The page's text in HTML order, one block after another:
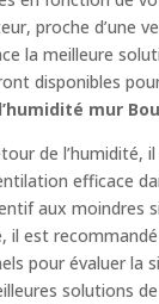
proche d’une
la meilleure
disponibles
mur
de l’humidité,
efficace
aux moindres
il est
pour évaluer la
solutions de